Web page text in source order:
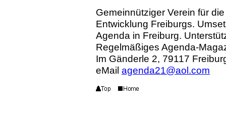
Gemeinnütziger Verein für
Entwicklung Freiburgs.
Agenda in Freiburg.
Regelmäßiges Agenda-
Im Gänderle 2, 79117
eMail agenda21@aol.com